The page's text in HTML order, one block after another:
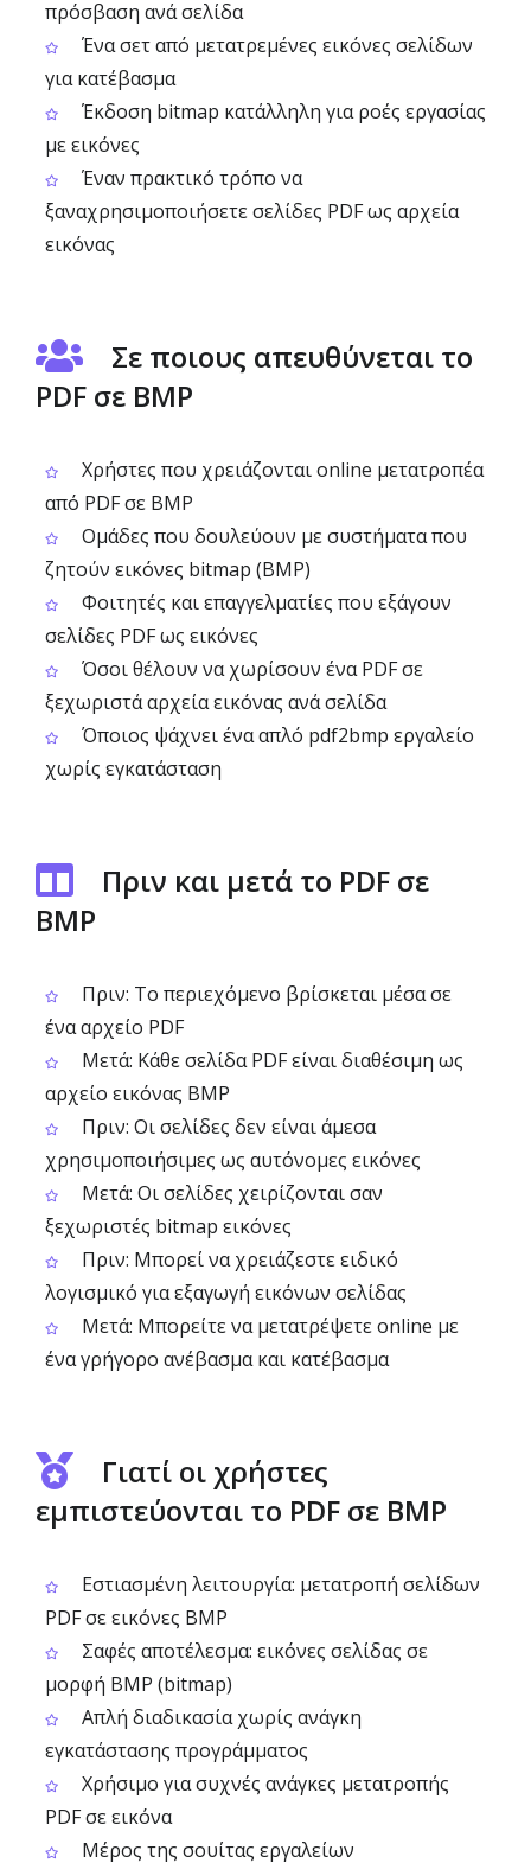
πρόσβαση ανά σελίδα
Ένα σετ από μετατρεμένες εικόνες σελίδων
για κατέβασμα
Έκδοση bitmap κατάλληλη για ροές εργασίας
με εικόνες
Έναν πρακτικό τρόπο να
ξαναχρησιμοποιήσετε σελίδες PDF ως αρχεία
εικόνας
Σε ποιους απευθύνεται το
PDF σε BMP
Χρήστες που χρειάζονται online μετατροπέα
από PDF σε BMP
Ομάδες που δουλεύουν με συστήματα που
ζητούν εικόνες bitmap (BMP)
Φοιτητές και επαγγελματίες που εξάγουν
σελίδες PDF ως εικόνες
Όσοι θέλουν να χωρίσουν ένα PDF σε
ξεχωριστά αρχεία εικόνας ανά σελίδα
Όποιος ψάχνει ένα απλό pdf2bmp εργαλείο
χωρίς εγκατάσταση
Πριν και μετά το PDF σε
BMP
Πριν: Το περιεχόμενο βρίσκεται μέσα σε
ένα αρχείο PDF
Μετά: Κάθε σελίδα PDF είναι διαθέσιμη ως
αρχείο εικόνας BMP
Πριν: Οι σελίδες δεν είναι άμεσα
χρησιμοποιήσιμες ως αυτόνομες εικόνες
Μετά: Οι σελίδες χειρίζονται σαν
ξεχωριστές bitmap εικόνες
Πριν: Μπορεί να χρειάζεστε ειδικό
λογισμικό για εξαγωγή εικόνων σελίδας
Μετά: Μπορείτε να μετατρέψετε online με
ένα γρήγορο ανέβασμα και κατέβασμα
Γιατί οι χρήστες
εμπιστεύονται το PDF σε BMP
Εστιασμένη λειτουργία: μετατροπή σελίδων
PDF σε εικόνες BMP
Σαφές αποτέλεσμα: εικόνες σελίδας σε
μορφή BMP (bitmap)
Απλή διαδικασία χωρίς ανάγκη
εγκατάστασης προγράμματος
Χρήσιμο για συχνές ανάγκες μετατροπής
PDF σε εικόνα
Μέρος της σουίτας εργαλείων